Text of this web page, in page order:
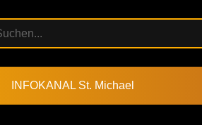
INFOKANAL St. Michael